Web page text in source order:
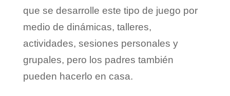
que se desarrolle este tipo de juego por
medio de dinámicas, talleres,
actividades, sesiones personales y
grupales, pero los padres también
pueden hacerlo en casa.